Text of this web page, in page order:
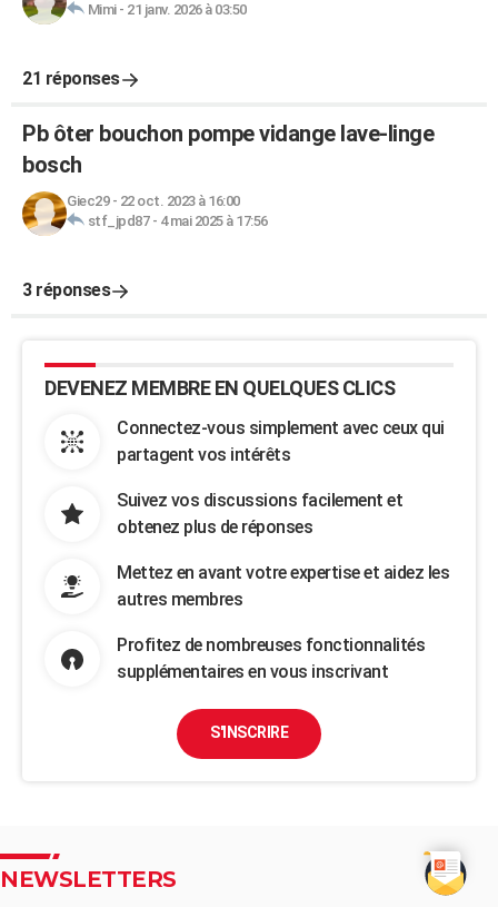
Mimi- 21 janv. 2026 à 03:50
21 réponses
Pb ôter bouchon pompe vidange lave-linge
bosch
Giec29- 22 oct. 2023 à 16:00
stf_jpd87- 4 mai 2025 à 17:56
3 réponses
DEVENEZ MEMBRE EN QUELQUES CLICS
Connectez-vous simplement avec ceux qui
partagent vos intérêts
Suivez vos discussions facilement et
obtenez plus de réponses
Mettez en avant votre expertise et aidez les
autres membres
Profitez de nombreuses fonctionnalités
supplémentaires en vous inscrivant
S'INSCRIRE
NEWSLETTERS